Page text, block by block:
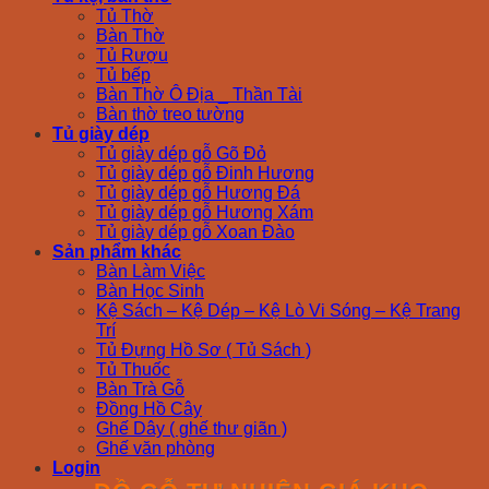
Tủ Thờ
Bàn Thờ
Tủ Rượu
Tủ bếp
Bàn Thờ Ô Địa _ Thần Tài
Bàn thờ treo tường
Tủ giày dép
Tủ giày dép gỗ Gõ Đỏ
Tủ giày dép gỗ Đinh Hương
Tủ giày dép gỗ Hương Đá
Tủ giày dép gỗ Hương Xám
Tủ giày dép gỗ Xoan Đào
Sản phẩm khác
Bàn Làm Việc
Bàn Học Sinh
Kệ Sách – Kệ Dép – Kệ Lò Vi Sóng – Kệ Trang
Trí
Tủ Đựng Hồ Sơ ( Tủ Sách )
Tủ Thuốc
Bàn Trà Gỗ
Đồng Hồ Cây
Ghế Dây ( ghế thư giãn )
Ghế văn phòng
Login